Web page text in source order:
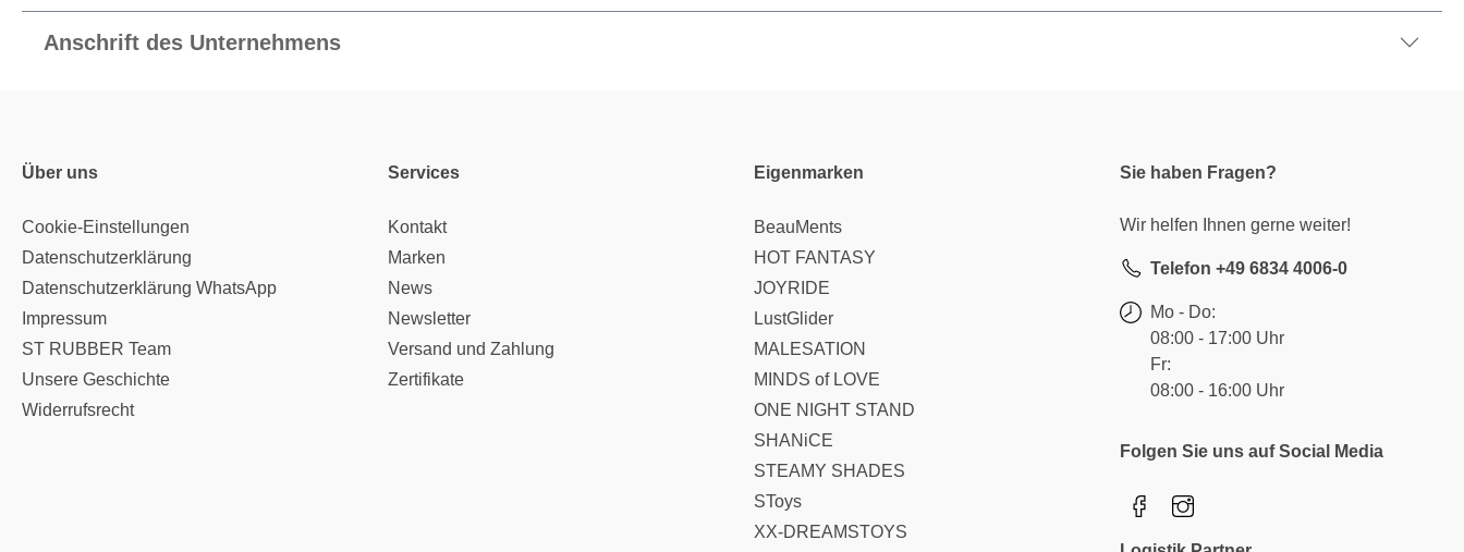
Anschrift des Unternehmens
Über uns
Cookie-Einstellungen
Datenschutzerklärung
Datenschutzerklärung WhatsApp
Impressum
ST RUBBER Team
Unsere Geschichte
Widerrufsrecht
Services
Kontakt
Marken
News
Newsletter
Versand und Zahlung
Zertifikate
Eigenmarken
BeauMents
HOT FANTASY
JOYRIDE
LustGlider
MALESATION
MINDS of LOVE
ONE NIGHT STAND
SHANiCE
STEAMY SHADES
SToys
XX-DREAMSTOYS
Sie haben Fragen?
Wir helfen Ihnen gerne weiter!
Telefon +49 6834 4006-0
Mo - Do:
08:00 - 17:00 Uhr
Fr:
08:00 - 16:00 Uhr
Folgen Sie uns auf Social Media